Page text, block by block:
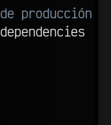
producción